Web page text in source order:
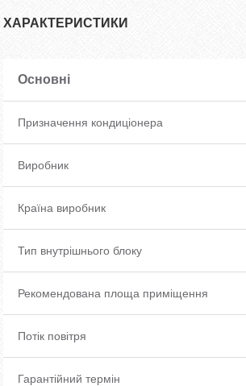
ХАРАКТЕРИСТИКИ
Основні
Призначення кондиціонера
Виробник
Країна виробник
Тип внутрішнього блоку
Рекомендована площа приміщення
Потік повітря
Гарантійний термін